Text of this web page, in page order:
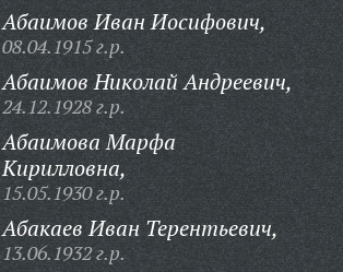
Абаимов Иван Иосифович,
08.04.1915 г.р.
Абаимов Николай Андреевич,
24.12.1928 г.р.
Абаимова Марфа
Кирилловна,
15.05.1930 г.р.
Абакаев Иван Терентьевич,
13.06.1932 г.р.